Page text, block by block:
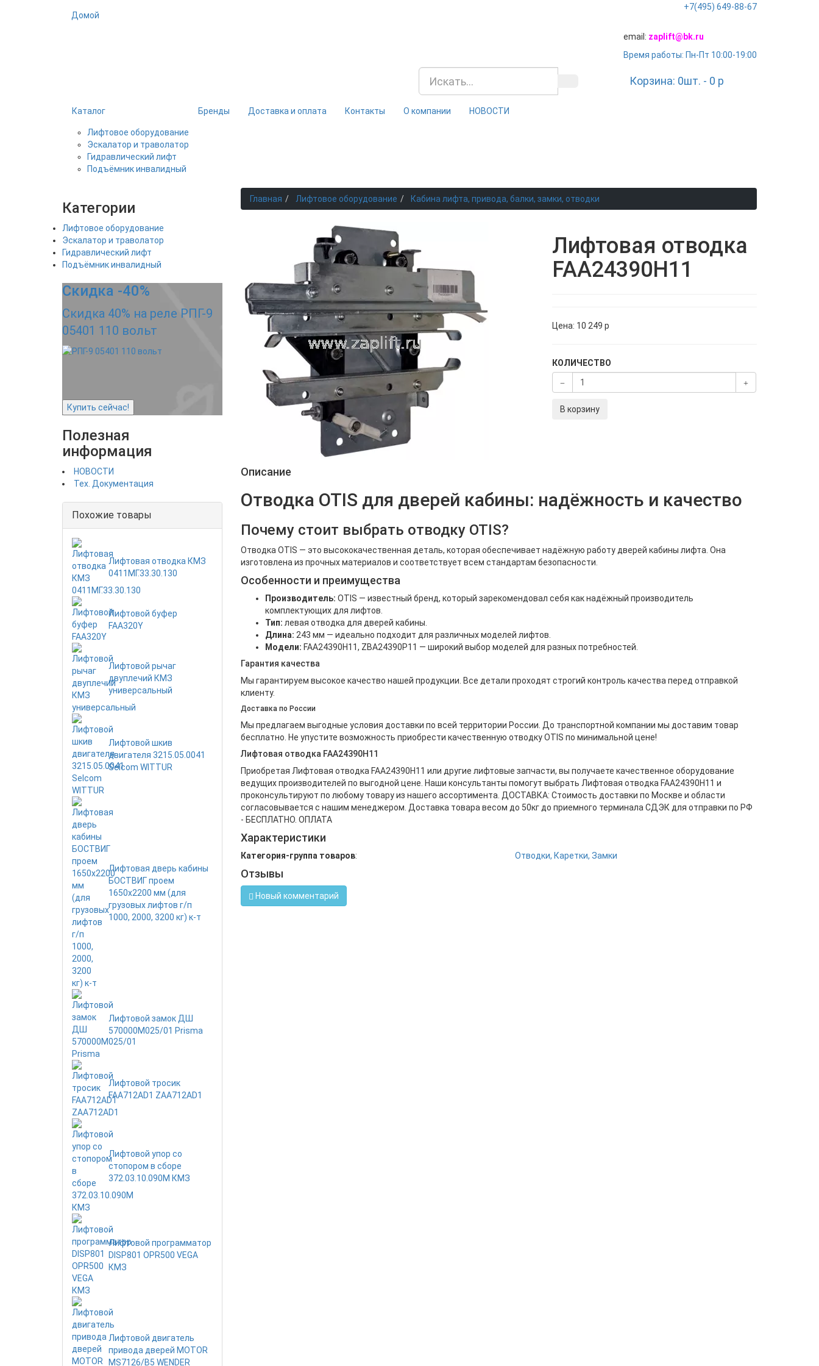
Домой
+7(495) 649-88-67
email: zaplift@bk.ru
Время работы: Пн-Пт 10:00-19:00
Корзина: 0шт. - 0 p
Каталог
Лифтовое оборудование
Эскалатор и траволатор
Гидравлический лифт
Подъёмник инвалидный
Бренды Доставка и оплата Контакты О компании НОВОСТИ
Категории
Лифтовое оборудование
Эскалатор и траволатор
Гидравлический лифт
Подъёмник инвалидный
Скидка -40%
Скидка 40% на реле РПГ-9
05401 110 вольт
Купить сейчас!
Полезная
информация
НОВОСТИ
Тех. Документация
Похожие товары
Лифтовая отводка КМЗ
0411МГ.33.30.130
Лифтовой буфер
FAA320Y
Лифтовой рычаг
двуплечий КМЗ
универсальный
Лифтовой шкив
двигателя 3215.05.0041
Selcom WITTUR
Лифтовая дверь кабины
БОСТВИГ проем
1650х2200 мм (для
грузовых лифтов г/п
1000, 2000, 3200 кг) к-т
Лифтовой замок ДШ
570000M025/01 Prisma
Лифтовой тросик
FAA712AD1 ZAA712AD1
Лифтовой упор со
стопором в сборе
372.03.10.090М КМЗ
Лифтовой программатор
DISP801 OPR500 VEGA
КМЗ
Лифтовой двигатель
привода дверей MOTOR
MS7126/B5 WENDER
Главная Лифтовое оборудование Кабина лифта, привода, балки, замки, отводки
Лифтовая отводка
FAA24390H11
Цена: 10 249 p
КОЛИЧЕСТВО
В корзину
Описание
Отводка OTIS для дверей кабины: надёжность и качество
Почему стоит выбрать отводку OTIS?
Отводка OTIS — это высококачественная деталь, которая обеспечивает надёжную работу дверей кабины лифта. Она
изготовлена из прочных материалов и соответствует всем стандартам безопасности.
Особенности и преимущества
Производитель: OTIS — известный бренд, который зарекомендовал себя как надёжный производитель
комплектующих для лифтов.
Тип: левая отводка для дверей кабины.
Длина: 243 мм — идеально подходит для различных моделей лифтов.
Модели: FAA24390H11, ZBA24390P11 — широкий выбор моделей для разных потребностей.
Гарантия качества
Мы гарантируем высокое качество нашей продукции. Все детали проходят строгий контроль качества перед отправкой
клиенту.
Доставка по России
Мы предлагаем выгодные условия доставки по всей территории России. До транспортной компании мы доставим товар
бесплатно. Не упустите возможность приобрести качественную отводку OTIS по минимальной цене!
Лифтовая отводка FAA24390H11
Приобретая Лифтовая отводка FAA24390H11 или другие лифтовые запчасти, вы получаете качественное оборудование
ведущих производителей по выгодной цене. Наши консультанты помогут выбрать Лифтовая отводка FAA24390H11 и
проконсультируют по любому товару из нашего ассортимента. ДОСТАВКА: Стоимость доставки по Москве и области
согласовывается с нашим менеджером. Доставка товара весом до 50кг до приемного терминала СДЭК для отправки по РФ
- БЕСПЛАТНО. ОПЛАТА
Характеристики
Категория-группа товаров: Отводки, Каретки, Замки
Отзывы
Новый комментарий